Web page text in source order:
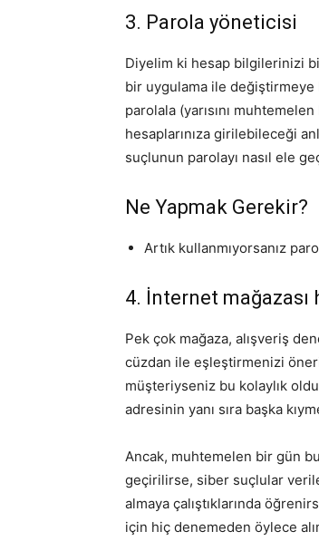
3. Parola yöneticisi
Diyelim ki hesap bilgilerinizi
bir uygulama ile
parolala (yarısını
hesaplarınıza girilebileceği
suçlunun parolayı nasıl ele
Ne Yapmak Gerekir?
Artık kullanmıyorsanız
4. İnternet mağazası
Pek çok mağaza, alışveriş
cüzdan ile eşleştirmenizi
müşteriyseniz bu kolaylık
adresinin yanı sıra başka
Ancak, muhtemelen bir gün bu
geçirilirse, siber suçlular
almaya çalıştıklarında
için hiç denemeden öylece